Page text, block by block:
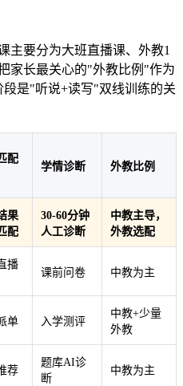
主要分为大班直播课、外教1
家长最关心的"外教比例"作为
是"听说+读写"双线训练的关
配
学情诊断 外教比例
果
配
30-60分钟
人工诊断
中教主导，
外教选配
播
课前问卷 中教为主
单 入学测评
中教+少量
外教
荐
题库AI诊
断
中教为主